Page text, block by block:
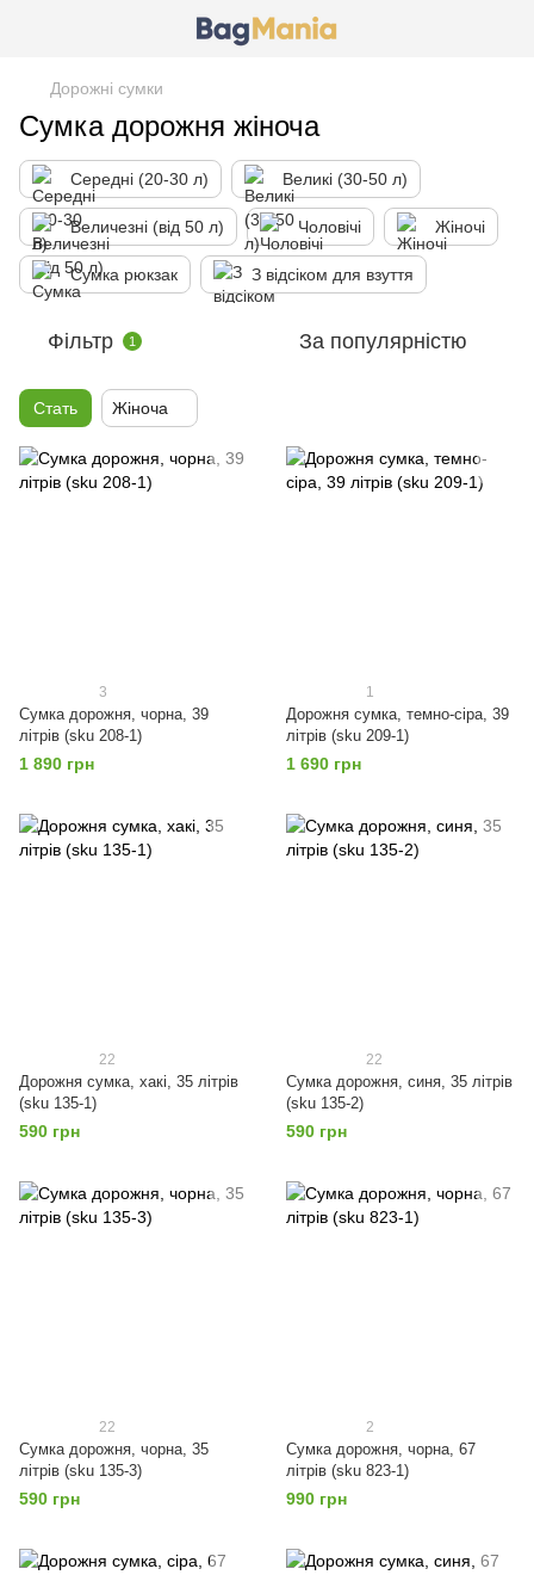
Дорожні сумки
Сумка дорожня жіноча
Середні (20-30 л) Великі (30-50 л)
Величезні (від 50 л) Чоловічі Жіночі
Сумка рюкзак З відсіком для взуття
Фільтр 1 За популярністю
Стать Жіноча
3
Сумка дорожня, чорна, 39
літрів (sku 208-1)
1 890 грн
1
Дорожня сумка, темно-сіра, 39
літрів (sku 209-1)
1 690 грн
22
Дорожня сумка, хакі, 35 літрів
(sku 135-1)
590 грн
22
Сумка дорожня, синя, 35 літрів
(sku 135-2)
590 грн
22
Сумка дорожня, чорна, 35
літрів (sku 135-3)
590 грн
2
Сумка дорожня, чорна, 67
літрів (sku 823-1)
990 грн